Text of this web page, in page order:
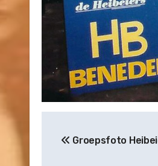
navigatie
Groepsfoto